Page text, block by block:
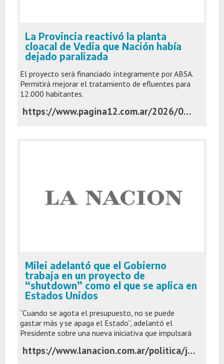
La Provincia reactivó la planta
cloacal de Vedia que Nación había
dejado paralizada
El proyecto será financiado íntegramente por ABSA.
Permitirá mejorar el tratamiento de efluentes para
12.000 habitantes.
https://www.pagina12.com.ar/2026/07/08/la-provincia-reactivo-la-planta-cloacal-de-vedia-que-nacion-habia-dejado-paralizada/
Milei adelantó que el Gobierno
trabaja en un proyecto de
“shutdown” como el que se aplica en
Estados Unidos
“Cuando se agota el presupuesto, no se puede
gastar más y se apaga el Estado”, adelantó el
Presidente sobre una nueva iniciativa que impulsará
https://www.lanacion.com.ar/politica/javier-y-karina-milei-hablaron-tras-la-remontada-y-el-triunfo-de-la-seleccion-argentina-nid07072026/